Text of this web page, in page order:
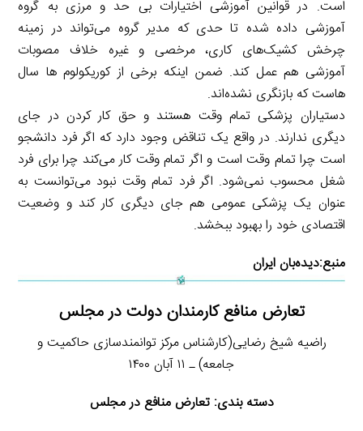
است. در قوانین آموزشی اختیارات بی حد و مرزی به گروه
آموزشی داده شده تا حدی که مدیر گروه می‌تواند در زمینه
چرخش کشیک‌های کاری، مرخصی و غیره خلاف مصوبات
آموزشی هم عمل کند. ضمن اینکه برخی از کوریکولوم ها سال
هاست که بازنگری نشده‌اند.
دستیاران پزشکی تمام وقت هستند و حق کار کردن در جای
دیگری ندارند. در واقع یک تناقض وجود دارد که اگر فرد دانشجو
است چرا تمام وقت است و اگر تمام وقت کار می‌کند چرا برای فرد
شغل محسوب نمی‌شود. اگر فرد تمام وقت نبود می‌توانست به
عنوان یک پزشکی عمومی هم جای دیگری کار کند و وضعیت
اقتصادی خود را بهبود ببخشد.
منبع:دیده‌بان ایران
تعارض منافع کارمندان دولت در مجلس
راضیه شیخ رضایی(کارشناس مرکز توانمندسازی حاکمیت و
جامعه) ـ ۱۱ آبان ۱۴۰۰
دسته بندی: تعارض منافع در مجلس